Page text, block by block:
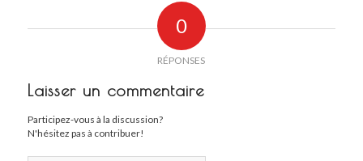
0
RÉPONSES
Laisser un commentaire
Participez-vous à la discussion?
N'hésitez pas à contribuer!